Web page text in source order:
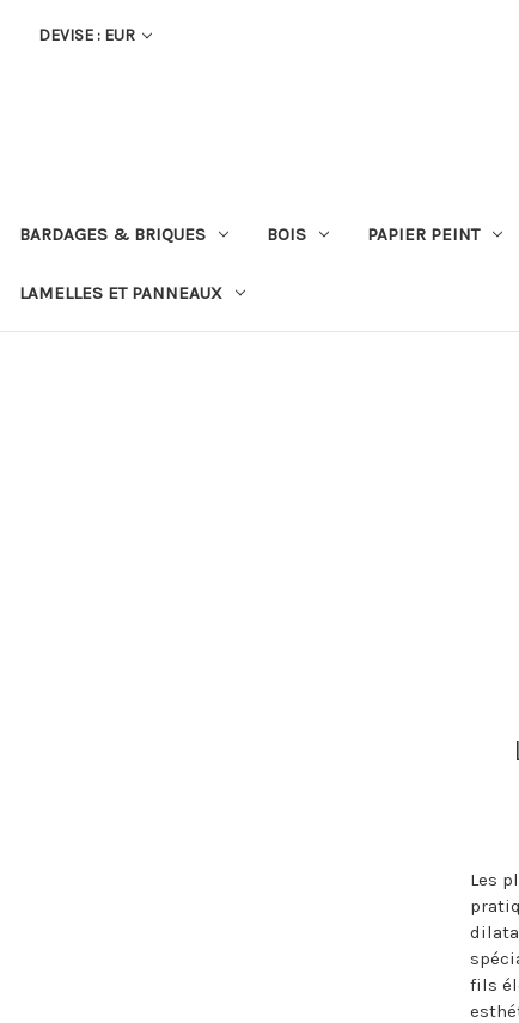
DEVISE : EUR
BARDAGES & BRIQUES BOIS PAPIER PEINT
LAMELLES ET PANNEAUX
Les
fils